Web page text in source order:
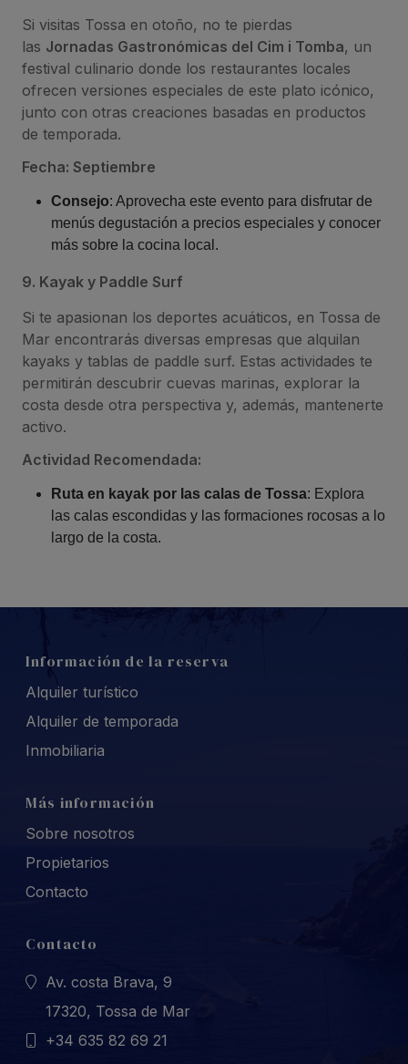
Si visitas Tossa en otoño, no te pierdas
las Jornadas Gastronómicas del Cim i Tomba, un
festival culinario donde los restaurantes locales
ofrecen versiones especiales de este plato icónico,
junto con otras creaciones basadas en productos
de temporada.
Fecha: Septiembre
Consejo: Aprovecha este evento para disfrutar de
menús degustación a precios especiales y conocer
más sobre la cocina local.
9. Kayak y Paddle Surf
Si te apasionan los deportes acuáticos, en Tossa de
Mar encontrarás diversas empresas que alquilan
kayaks y tablas de paddle surf. Estas actividades te
permitirán descubrir cuevas marinas, explorar la
costa desde otra perspectiva y, además, mantenerte
activo.
Actividad Recomendada:
Ruta en kayak por las calas de Tossa: Explora
las calas escondidas y las formaciones rocosas a lo
largo de la costa.
Información de la reserva
Alquiler turístico
Alquiler de temporada
Inmobiliaria
Más información
Sobre nosotros
Propietarios
Contacto
Contacto
Av. costa Brava, 9
17320, Tossa de Mar
+34 635 82 69 21